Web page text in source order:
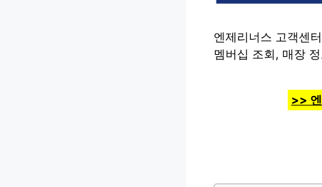
엔제리너스 고객센
멤버십 조회, 매장
>>